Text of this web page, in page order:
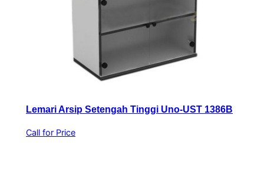
Lemari Arsip Setengah Tinggi Uno-UST 1386B
Call for Price